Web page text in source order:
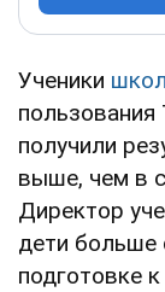
Ученики
пользования
получили
выше, чем в
Директор
дети больше
подготовке